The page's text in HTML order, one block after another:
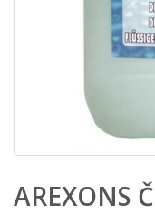
AREXONS